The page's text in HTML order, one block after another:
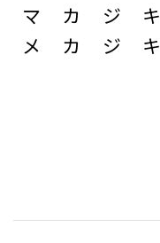
マカジキ
メカジキ